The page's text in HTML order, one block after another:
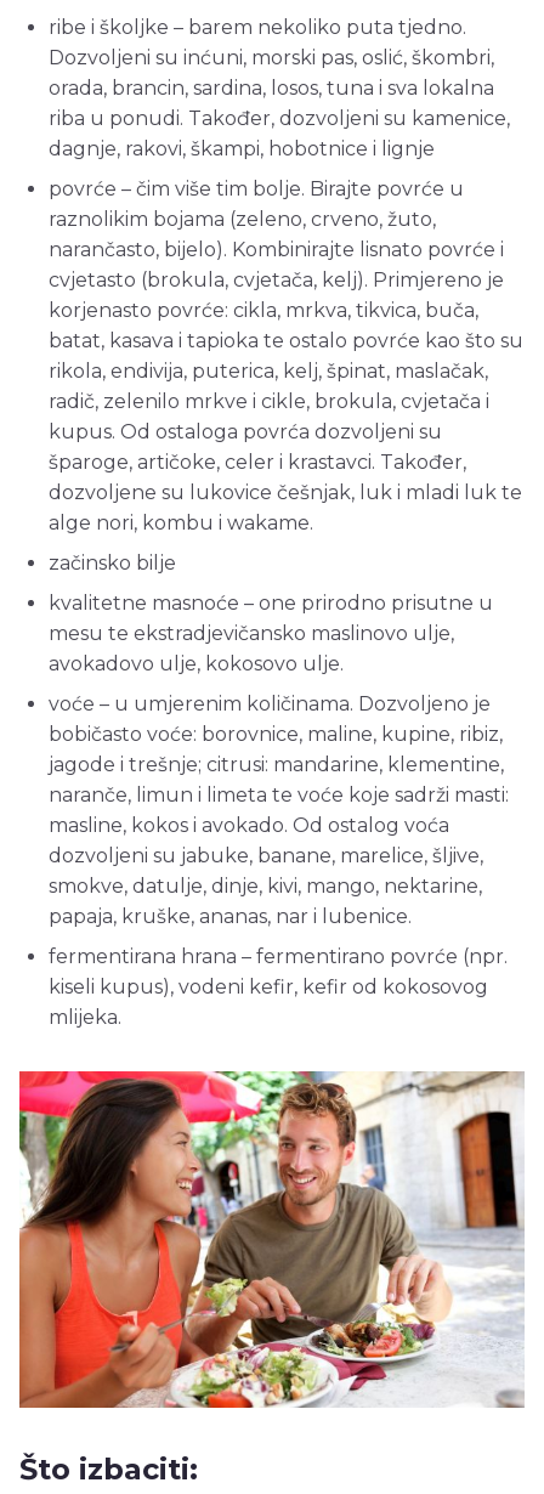
ribe i školjke – barem nekoliko puta tjedno.
Dozvoljeni su inćuni, morski pas, oslić, škombri,
orada, brancin, sardina, losos, tuna i sva lokalna
riba u ponudi. Također, dozvoljeni su kamenice,
dagnje, rakovi, škampi, hobotnice i lignje
povrće – čim više tim bolje. Birajte povrće u
raznolikim bojama (zeleno, crveno, žuto,
narančasto, bijelo). Kombinirajte lisnato povrće i
cvjetasto (brokula, cvjetača, kelj). Primjereno je
korjenasto povrće: cikla, mrkva, tikvica, buča,
batat, kasava i tapioka te ostalo povrće kao što su
rikola, endivija, puterica, kelj, špinat, maslačak,
radič, zelenilo mrkve i cikle, brokula, cvjetača i
kupus. Od ostaloga povrća dozvoljeni su
šparoge, artičoke, celer i krastavci. Također,
dozvoljene su lukovice češnjak, luk i mladi luk te
alge nori, kombu i wakame.
začinsko bilje
kvalitetne masnoće – one prirodno prisutne u
mesu te ekstradjevičansko maslinovo ulje,
avokadovo ulje, kokosovo ulje.
voće – u umjerenim količinama. Dozvoljeno je
bobičasto voće: borovnice, maline, kupine, ribiz,
jagode i trešnje; citrusi: mandarine, klementine,
naranče, limun i limeta te voće koje sadrži masti:
masline, kokos i avokado. Od ostalog voća
dozvoljeni su jabuke, banane, marelice, šljive,
smokve, datulje, dinje, kivi, mango, nektarine,
papaja, kruške, ananas, nar i lubenice.
fermentirana hrana – fermentirano povrće (npr.
kiseli kupus), vodeni kefir, kefir od kokosovog
mlijeka.
Što izbaciti: